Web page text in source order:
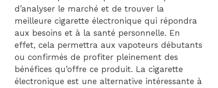
d’analyser le marché et de trouver la
meilleure cigarette électronique qui répondra
aux besoins et à la santé personnelle. En
effet, cela permettra aux vapoteurs débutants
ou confirmés de profiter pleinement des
bénéfices qu’offre ce produit. La cigarette
électronique est une alternative intéressante à